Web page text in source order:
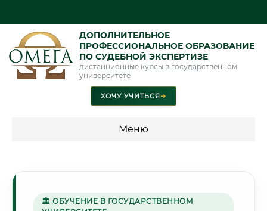
ДОПОЛНИТЕЛЬНОЕ
ПРОФЕССИОНАЛЬНОЕ ОБРАЗОВАНИЕ
ПО СУДЕБНОЙ ЭКСПЕРТИЗЕ
дистанционные курсы в государственном
университете
ХОЧУ УЧИТЬСЯ➜
Меню
специальности"
🏛 ОБУЧЕНИЕ В ГОСУДАРСТВЕННОМ